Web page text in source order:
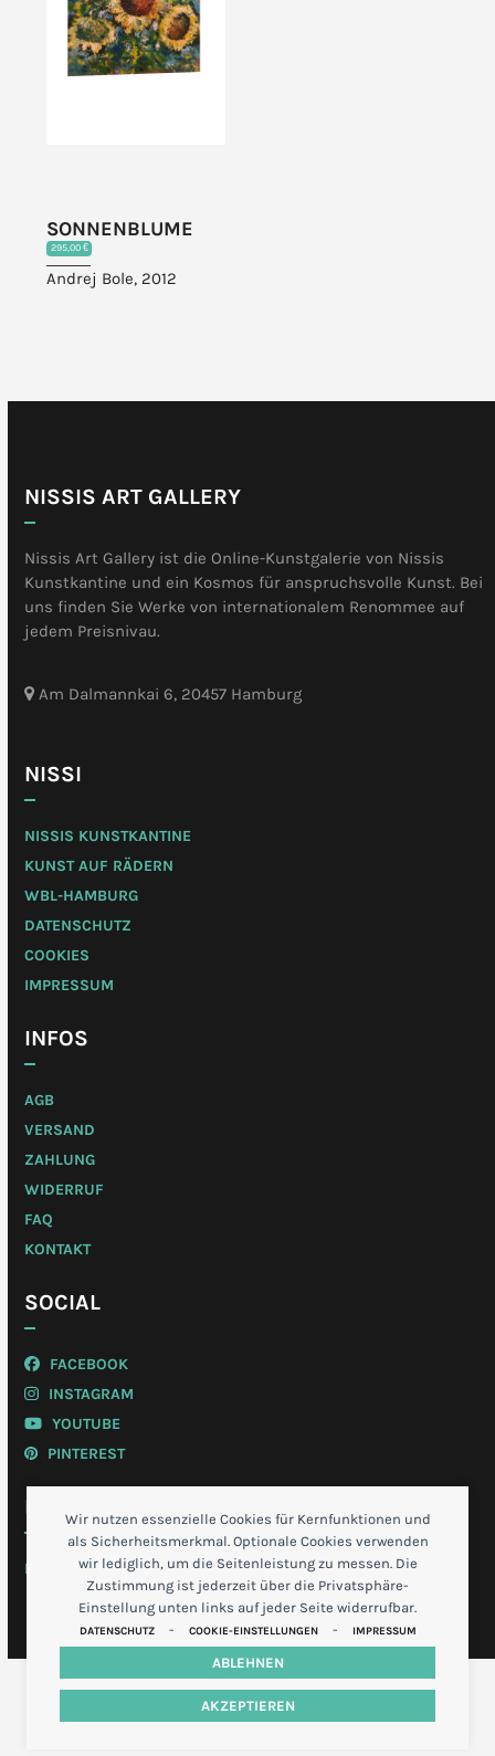
Wir nutzen essenzielle Cookies für Kernfunktionen und
als Sicherheitsmerkmal. Optionale Cookies verwenden
wir lediglich, um die Seitenleistung zu messen. Die
Zustimmung ist jederzeit über die Privatsphäre-
Einstellung unten links auf jeder Seite widerrufbar.
DATENSCHUTZ - COOKIE-EINSTELLUNGEN - IMPRESSUM
AKZEPTIEREN
ABLEHNEN
SONNENBLUME
295,00 €
Andrej Bole, 2012
NISSIS ART GALLERY
Nissis Art Gallery ist die Online-Kunstgalerie von Nissis
Kunstkantine und ein Kosmos für anspruchsvolle Kunst. Bei
uns finden Sie Werke von internationalem Renommee auf
jedem Preisnivau.
Am Dalmannkai 6, 20457 Hamburg
NISSI
NISSIS KUNSTKANTINE
KUNST AUF RÄDERN
WBL-HAMBURG
DATENSCHUTZ
COOKIES
IMPRESSUM
INFOS
AGB
VERSAND
ZAHLUNG
WIDERRUF
FAQ
KONTAKT
SOCIAL
FACEBOOK
INSTAGRAM
YOUTUBE
PINTEREST
MEIN KONTO
LOGIN